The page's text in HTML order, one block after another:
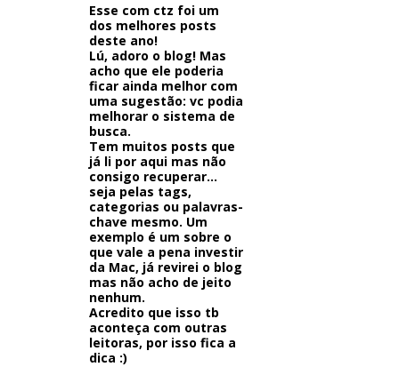
Esse com ctz foi um
dos melhores posts
deste ano!
Lú, adoro o blog! Mas
acho que ele poderia
ficar ainda melhor com
uma sugestão: vc podia
melhorar o sistema de
busca.
Tem muitos posts que
já li por aqui mas não
consigo recuperar…
seja pelas tags,
categorias ou palavras-
chave mesmo. Um
exemplo é um sobre o
que vale a pena investir
da Mac, já revirei o blog
mas não acho de jeito
nenhum.
Acredito que isso tb
aconteça com outras
leitoras, por isso fica a
dica :)